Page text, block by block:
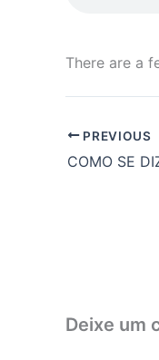
There are a
PREVIOUS
COMO SE
Deixe um